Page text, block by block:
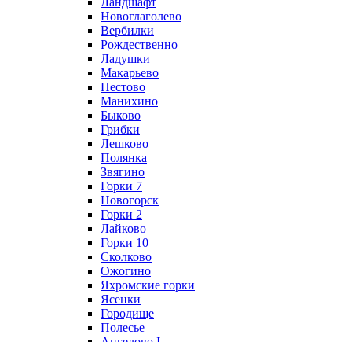
Новоглаголево
Вербилки
Рождественно
Ладушки
Макарьево
Пестово
Манихино
Быково
Грибки
Лешково
Полянка
Звягино
Горки 7
Новогорск
Горки 2
Лайково
Горки 10
Сколково
Ожогино
Яхромские горки
Ясенки
Городище
Полесье